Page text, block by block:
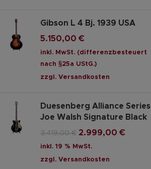
Gibson L 4 Bj. 1939 USA
5.150,00 €
inkl. MwSt. (differenzbesteuert
nach §25a UStG.)
zzgl. Versandkosten
Duesenberg Alliance Series
Joe Walsh Signature Black
3.419,00€ 2.999,00 €
inkl. 19 % MwSt.
zzgl. Versandkosten